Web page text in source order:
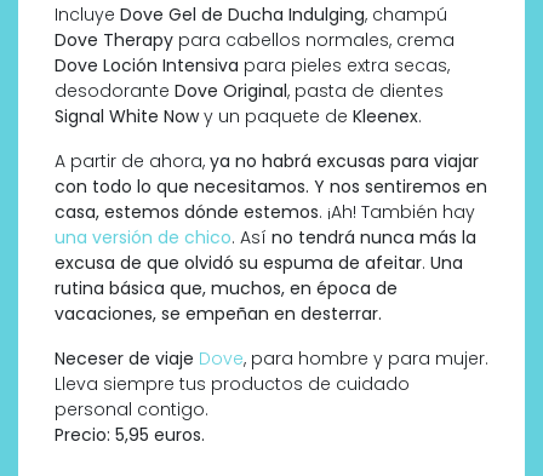
Incluye Dove Gel de Ducha Indulging, champú
Dove Therapy para cabellos normales, crema
Dove Loción Intensiva para pieles extra secas,
desodorante Dove Original, pasta de dientes
Signal White Nowy un paquete de Kleenex.
A partir de ahora, ya no habrá excusas para viajar
con todo lo que necesitamos. Y nos sentiremos en
casa, estemos dónde estemos. ¡Ah! También hay
una versión de chico. Así no tendrá nunca más la
excusa de que olvidó su espuma de afeitar. Una
rutina básica que, muchos, en época de
vacaciones, se empeñan en desterrar.
Neceser de viaje Dove, para hombre y para mujer.
Lleva siempre tus productos de cuidado
personal contigo.
Precio: 5,95 euros.